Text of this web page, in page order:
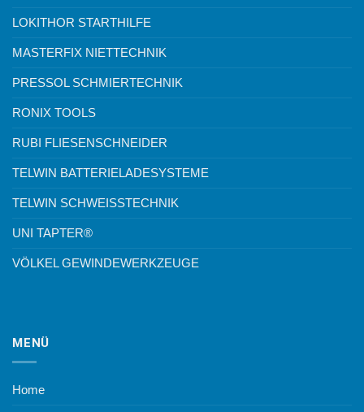
LOKITHOR STARTHILFE
MASTERFIX NIETTECHNIK
PRESSOL SCHMIERTECHNIK
RONIX TOOLS
RUBI FLIESENSCHNEIDER
TELWIN BATTERIELADESYSTEME
TELWIN SCHWEISSTECHNIK
UNI TAPTER®
VÖLKEL GEWINDEWERKZEUGE
MENÜ
Home